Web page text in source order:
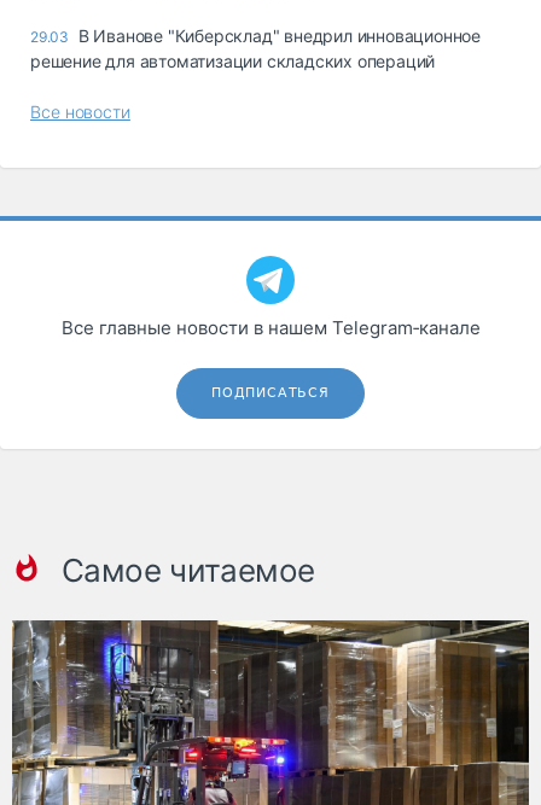
29.03
В Иванове "Киберсклад" внедрил инновационное
решение для автоматизации складских операций
Все новости
Все главные новости в нашем Telegram‑канале
ПОДПИСАТЬСЯ
Самое читаемое